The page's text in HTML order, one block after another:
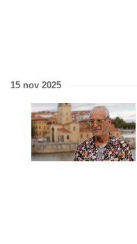
15 nov 2025